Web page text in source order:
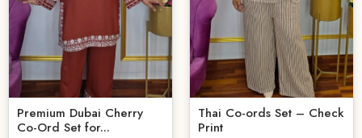
Premium Dubai Cherry
Co-Ord Set for...
Thai Co-ords Set – Check
Print